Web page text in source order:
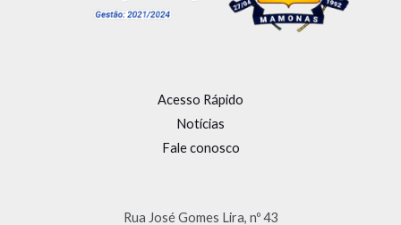
Acesso Rápido
Notícias
Fale conosco
Rua José Gomes Lira, nº 43